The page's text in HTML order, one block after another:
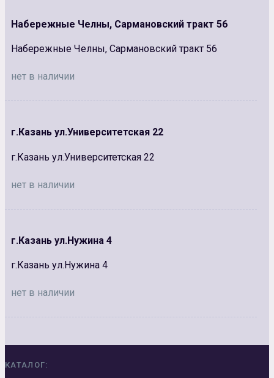
Набережные Челны, Сармановский тракт 56
Набережные Челны, Сармановский тракт 56
нет в наличии
г.Казань ул.Университетская 22
г.Казань ул.Университетская 22
нет в наличии
г.Казань ул.Нужина 4
г.Казань ул.Нужина 4
нет в наличии
КАТАЛОГ: